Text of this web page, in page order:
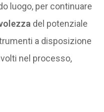
luogo, per continuare
del potenziale
a disposizione
nel processo,